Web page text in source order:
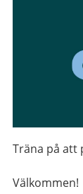
Träna på att
Välkommen!